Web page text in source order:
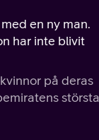
en ny man.
har inte blivit
på deras
största